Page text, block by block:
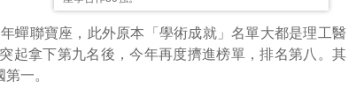
蟬聯寶座，此外原本「學術成就」名單大都是理工醫
起拿下第九名後，今年再度擠進榜單，排名第八。其
一。